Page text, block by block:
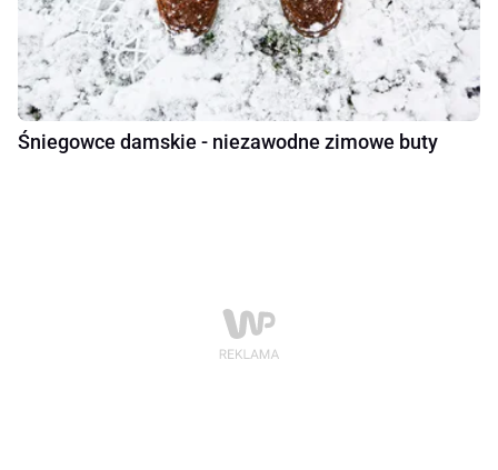
Śniegowce damskie - niezawodne zimowe buty